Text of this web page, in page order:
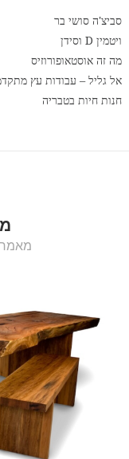
סביצ'ה סושי בר
ויטמין D וסידן
מה זה אוסטאופורוזיס
אל גליל – עבודות עץ
חנות חיות בטבריה